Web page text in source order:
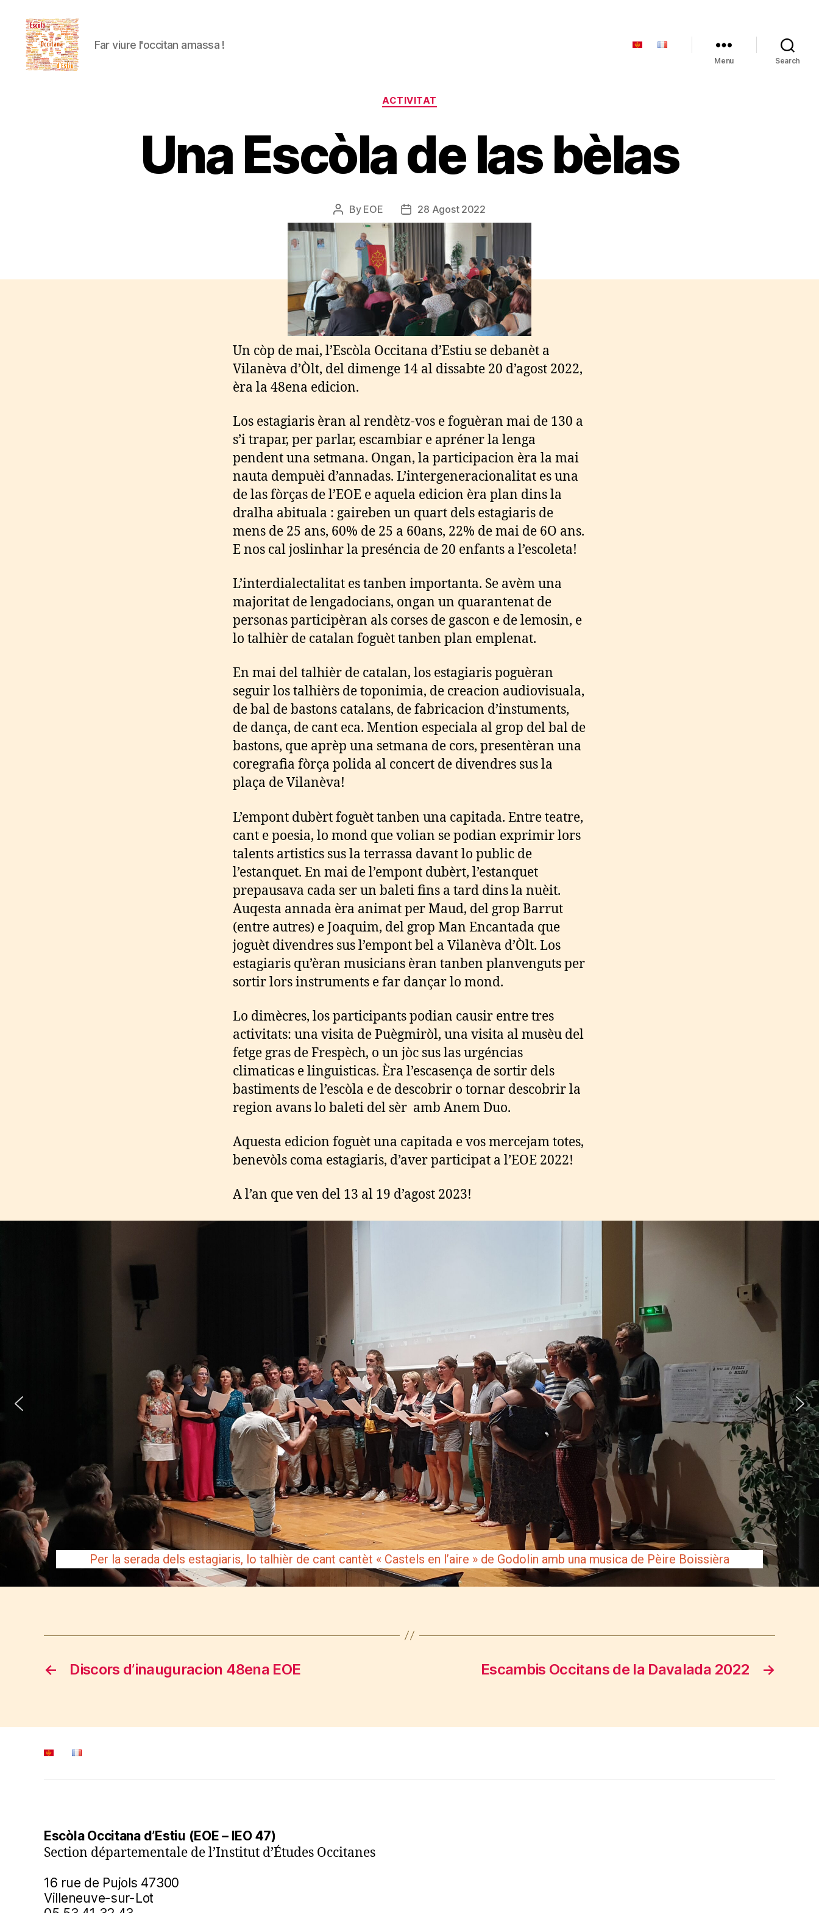
Far viure l'occitan amassa !
Menu Search
Categories
ACTIVITAT
Una Escòla de las bèlas
Post
author
By EOE
Post
date
28 Agost 2022
Un còp de mai, l’Escòla Occitana d’Estiu se debanèt a
Vilanèva d’Òlt, del dimenge 14 al dissabte 20 d’agost 2022,
èra la 48ena edicion.
Los estagiaris èran al rendètz-vos e foguèran mai de 130 a
s’i trapar, per parlar, escambiar e apréner la lenga
pendent una setmana. Ongan, la participacion èra la mai
nauta dempuèi d’annadas. L’intergeneracionalitat es una
de las fòrças de l’EOE e aquela edicion èra plan dins la
dralha abituala : gaireben un quart dels estagiaris de
mens de 25 ans, 60% de 25 a 60ans, 22% de mai de 6O ans.
E nos cal joslinhar la preséncia de 20 enfants a l’escoleta!
L’interdialectalitat es tanben importanta. Se avèm una
majoritat de lengadocians, ongan un quarantenat de
personas participèran als corses de gascon e de lemosin, e
lo talhièr de catalan foguèt tanben plan emplenat.
En mai del talhièr de catalan, los estagiaris poguèran
seguir los talhièrs de toponimia, de creacion audiovisuala,
de bal de bastons catalans, de fabricacion d’instuments,
de dança, de cant eca. Mention especiala al grop del bal de
bastons, que aprèp una setmana de cors, presentèran una
coregrafia fòrça polida al concert de divendres sus la
plaça de Vilanèva!
L’empont dubèrt foguèt tanben una capitada. Entre teatre,
cant e poesia, lo mond que volian se podian exprimir lors
talents artistics sus la terrassa davant lo public de
l’estanquet. En mai de l’empont dubèrt, l’estanquet
prepausava cada ser un baleti fins a tard dins la nuèit.
Auqesta annada èra animat per Maud, del grop Barrut
(entre autres) e Joaquim, del grop Man Encantada que
joguèt divendres sus l’empont bel a Vilanèva d’Òlt. Los
estagiaris qu’èran musicians èran tanben planvenguts per
sortir lors instruments e far dançar lo mond.
Lo dimècres, los participants podian causir entre tres
activitats: una visita de Puègmiròl, una visita al musèu del
fetge gras de Frespèch, o un jòc sus las urgéncias
climaticas e linguisticas. Èra l’escasença de sortir dels
bastiments de l’escòla e de descobrir o tornar descobrir la
region avans lo baleti del sèr amb Anem Duo.
Aquesta edicion foguèt una capitada e vos mercejam totes,
benevòls coma estagiaris, d’aver participat a l’EOE 2022!
A l’an que ven del 13 al 19 d’agost 2023!
Per la serada dels estagiaris, lo talhièr de cant cantèt « Castels en l’aire » de Godolin amb una musica de Pèire Boissièra
← Discors d’inauguracion 48ena EOE →
Escambis Occitans de la Davalada 2022
Escòla Occitana d’Estiu (EOE – IEO 47)
Section départementale de l’Institut d’Études Occitanes
16 rue de Pujols 47300
Villeneuve-sur-Lot